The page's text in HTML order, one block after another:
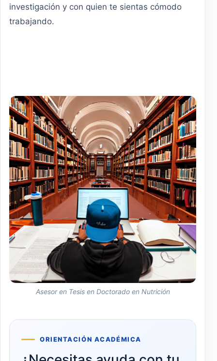
investigación y con quien te sientas cómodo
trabajando.
Asesor en Tesis en Doctorado en Nutrición
ORIENTACIÓN ACADÉMICA